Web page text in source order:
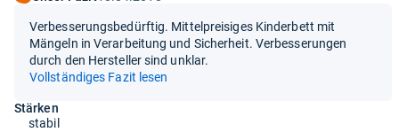
Verbesserungsbedürftig. Mittelpreisiges Kinderbett mit
Mängeln in Verarbeitung und Sicherheit. Verbesserungen
durch den Hersteller sind unklar.
Vollständiges Fazit lesen
Stärken
stabil